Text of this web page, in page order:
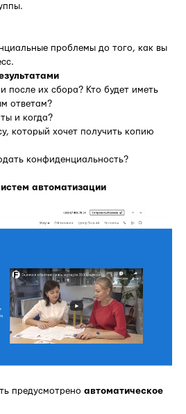
проблемы до того, как вы
их сбора? Кто будет иметь
ответам?
и когда?
который хочет получить копию
конфиденциальность?
автоматизации
предусмотрено автоматическое